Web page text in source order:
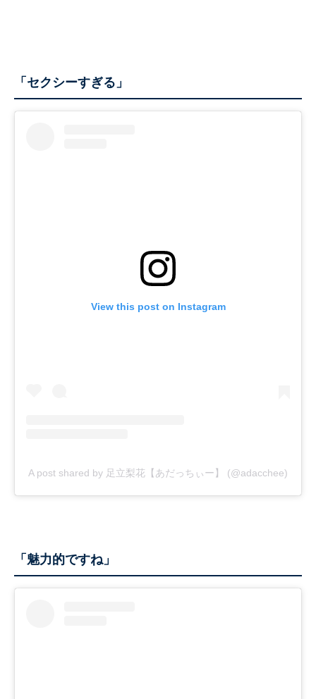
「セクシーすぎる」
View this post on Instagram
A post shared by 足立梨花【あだっちぃー】 (@adacchee)
「魅力的ですね」